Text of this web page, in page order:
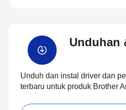
Unduhan
Unduh dan instal driver dan
terbaru untuk produk Brother